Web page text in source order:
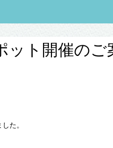
ト開催のご
た。